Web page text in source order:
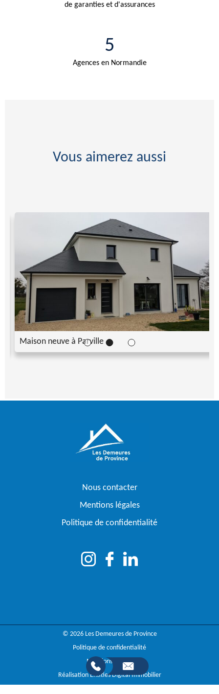
de garanties et d'assurances
5
Agences en Normandie
Vous aimerez aussi
Maison neuve à Parville
Nous contacter
Mentions légales
Politique de confidentialité
© 2026 Les Demeures de Province
Politique de confidentialité
Mentions légales
Réalisation Entities Digital Immobilier